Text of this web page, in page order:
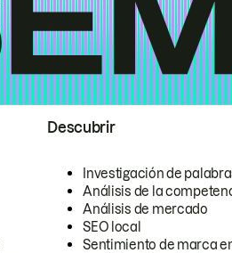
Descubrir
Investigación de
Análisis de la
Análisis de mercado
SEO local
Sentimiento de marca